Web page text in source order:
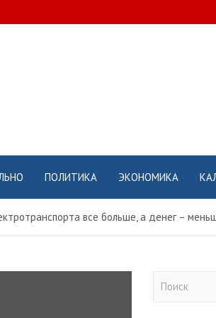
ПОЛИТИКА ЭКОНОМИКА
все больше, а денег –